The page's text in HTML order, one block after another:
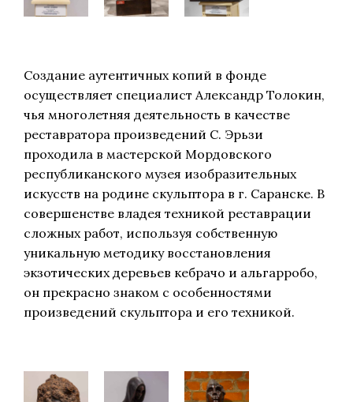
Создание аутентичных копий в фонде
осуществляет специалист Александр Толокин,
чья многолетняя деятельность в качестве
реставратора произведений С. Эрьзи
проходила в мастерской Мордовского
республиканского музея изобразительных
искусств на родине скульптора в г. Саранске. В
совершенстве владея техникой реставрации
сложных работ, используя собственную
уникальную методику восстановления
экзотических деревьев кебрачо и альгарробо,
он прекрасно знаком с особенностями
произведений скульптора и его техникой.